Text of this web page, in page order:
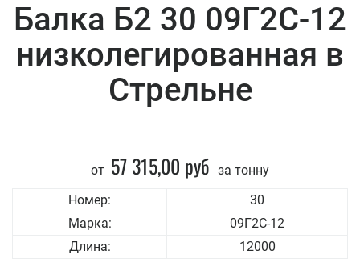
Балка Б2 30 09Г2С-12
низколегированная в
Стрельне
от 57 315,00 руб за тонну
Номер:
30
Марка:
09Г2С-12
Длина:
12000